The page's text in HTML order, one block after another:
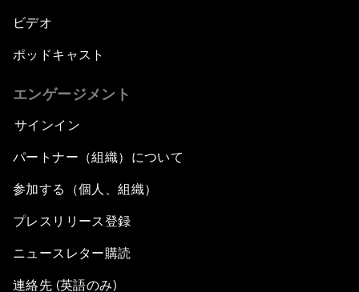
ビデオ
ポッドキャスト
エンゲージメント
サインイン
パートナー（組織）について
参加する（個人、組織）
プレスリリース登録
ニュースレター購読
連絡先 (英語のみ)